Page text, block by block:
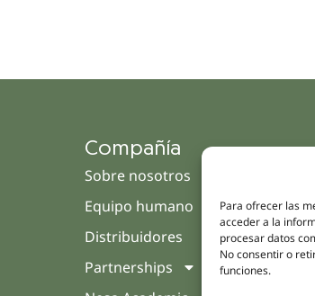
Para ofrecer las
acceder a la
procesar datos
No consentir o
funciones.
Compañía
Sobre nosotros
Equipo humano
Distribuidores
Partnerships